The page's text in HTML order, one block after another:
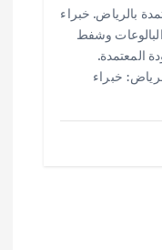
بالرياض. خبراء
وشفط
المعتمدة.
خبراء